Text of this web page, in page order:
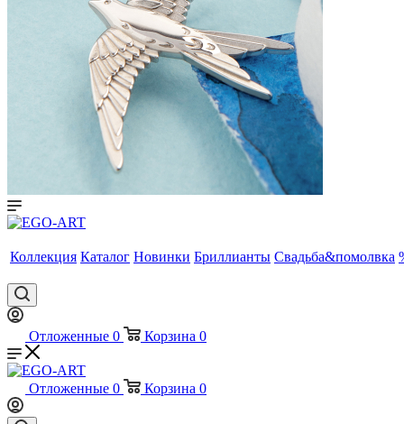
Коллекция Каталог Новинки Бриллианты Свадьба&помолвка
Отложенные 0 Корзина 0
Отложенные 0 Корзина 0